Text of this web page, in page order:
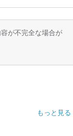
が不完全な場合が
もっと見る